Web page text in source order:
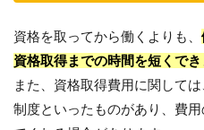
資格を取ってから働くよりも、
資格取得までの時間を短くで
また、資格取得費用に関して
制度といったものがあり、費